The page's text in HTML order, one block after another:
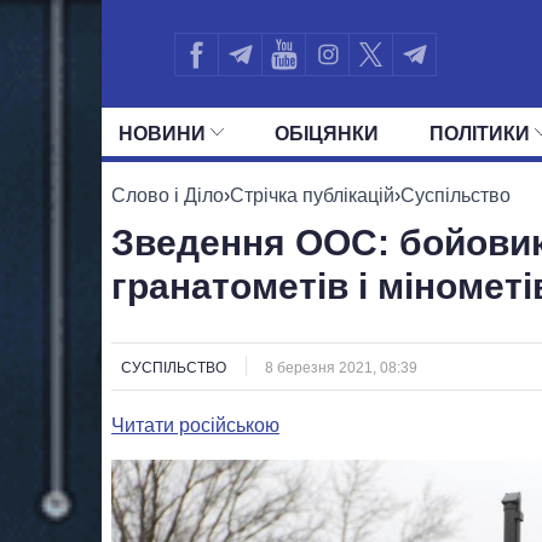
НОВИНИ ОБIЦЯНКИ ПОЛIТИКИ
УСІ ПОЛІТИКИ ПРЕЗИДЕНТ І ОФІС
Слово і Діло›Стрічка публікацій›Суспільство
Зведення ООС:
гранатометів і
СУСПІЛЬСТВО 8 березня 2021, 08:39
Читати російською